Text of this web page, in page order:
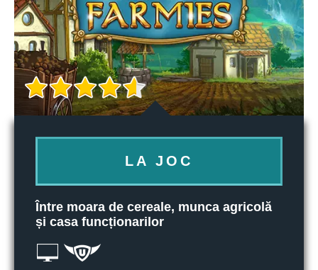
LA JOC
Între moara de cereale, munca agricolă
și casa funcționarilor